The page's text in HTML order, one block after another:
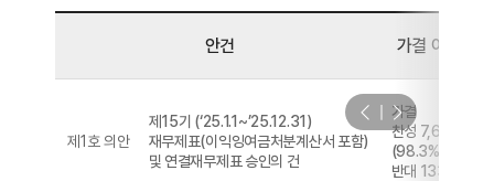
안건 가결 여부
제1호 의안
제15기 (‘25.1.1~’25.12.31)
재무제표(이익잉여금처분계산서 포함)
및 연결재무제표 승인의 건
가결
찬성 7,630,730
(98.3%)
반대 133,263